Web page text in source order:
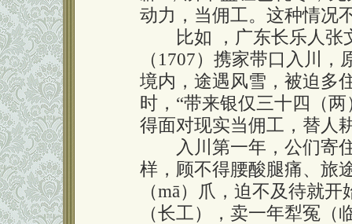
动力，当佣工。这种情况
比如 ，广东长乐人张
（1707）携家带口入川
境内，途遇风雪，被迫多
时，“带来银仅三十四（
得面对现实当佣工，替人
入川第一年，公们寄住
样，顾不得腰酸腿痛、旅
（mā）爪，迫不及待就
（长工），卖一年犁冤（